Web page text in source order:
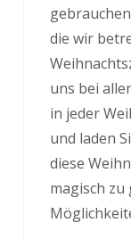
die wir
uns bei
in jeder
und laden
diese
magisch zu